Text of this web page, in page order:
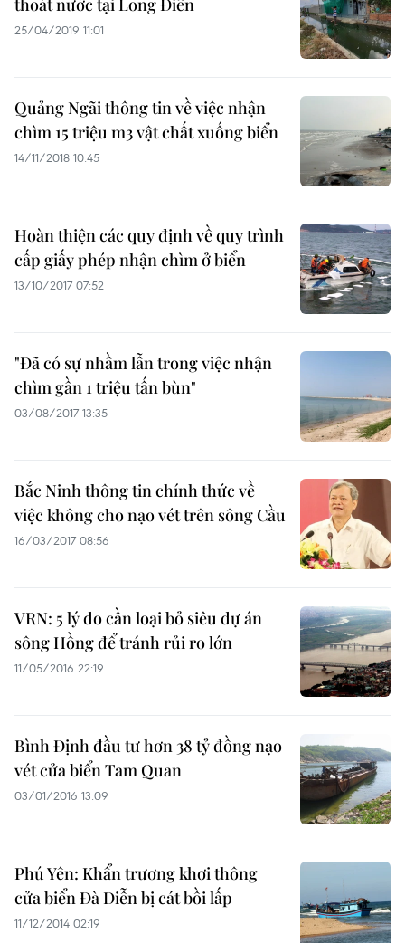
thoát nước tại Long Điền
25/04/2019 11:01
Quảng Ngãi thông tin về việc nhận
chìm 15 triệu m3 vật chất xuống biển
14/11/2018 10:45
Hoàn thiện các quy định về quy trình
cấp giấy phép nhận chìm ở biển
13/10/2017 07:52
"Đã có sự nhầm lẫn trong việc nhận
chìm gần 1 triệu tấn bùn"
03/08/2017 13:35
Bắc Ninh thông tin chính thức về
việc không cho nạo vét trên sông Cầu
16/03/2017 08:56
VRN: 5 lý do cần loại bỏ siêu dự án
sông Hồng để tránh rủi ro lớn
11/05/2016 22:19
Bình Định đầu tư hơn 38 tỷ đồng nạo
vét cửa biển Tam Quan
03/01/2016 13:09
Phú Yên: Khẩn trương khơi thông
cửa biển Đà Diễn bị cát bồi lấp
11/12/2014 02:19